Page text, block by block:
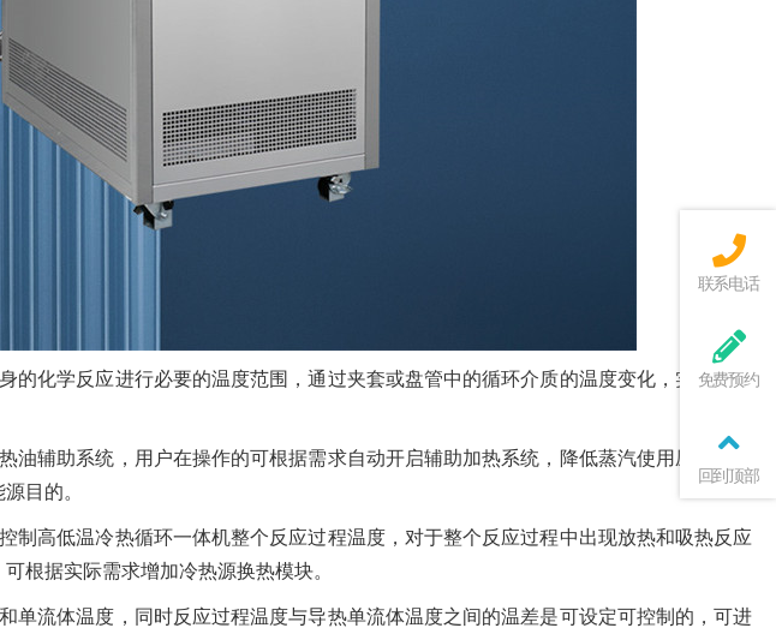
的化学反应进行必要的温度范围，通过夹套或盘管中的循环介质的温度变化，实现对物
油辅助系统，用户在操作的可根据需求自动开启辅助加热系统，降低蒸汽使用压力，可
目的。
制高低温冷热循环一体机整个反应过程温度，对于整个反应过程中出现放热和吸热反应
根据实际需求增加冷热源换热模块。
单流体温度，同时反应过程温度与导热单流体温度之间的温差是可设定可控制的，可进
联系电话
免费预约
回到顶部